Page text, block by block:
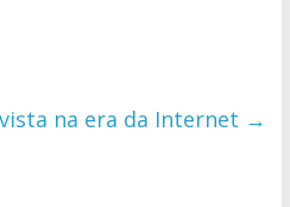
na era da Internet →